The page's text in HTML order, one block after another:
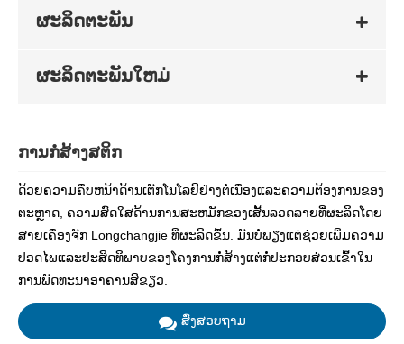
ຜະລິດຕະພັນ
ຜະລິດຕະພັນໃຫມ່
ການກໍ່ສ້າງສຕິກ
ດ້ວຍຄວາມຄືບຫນ້າດ້ານເຕັກໂນໂລຢີຢ່າງຕໍ່ເນື່ອງແລະຄວາມຕ້ອງການຂອງ
ຕະຫຼາດ, ຄວາມສົດໃສດ້ານການສະຫມັກຂອງເສັ້ນລວດລາຍທີ່ຜະລິດໂດຍ
ສາຍເຄື່ອງຈັກ Longchangjie ທີ່ຜະລິດຂື້ນ. ມັນບໍ່ພຽງແຕ່ຊ່ວຍເພີ່ມຄວາມ
ປອດໄພແລະປະສິດທິພາບຂອງໂຄງການກໍ່ສ້າງແຕ່ກໍ່ປະກອບສ່ວນເຂົ້າໃນ
ການພັດທະນາອາຄານສີຂຽວ.
ສົ່ງສອບຖາມ